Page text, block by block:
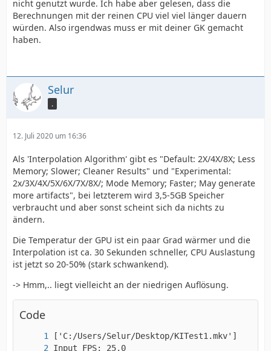
nicht genutzt wurde. Ich habe aber gelesen, dass die
Berechnungen mit der reinen CPU viel viel länger dauern
würden. Also irgendwas muss er mit deiner GK gemacht
haben.
Selur
.
12. Juli 2020 um 16:36
Als 'Interpolation Algorithm' gibt es "Default: 2X/4X/8X; Less
Memory; Slower; Cleaner Results" und "Experimental:
2x/3X/4X/5X/6X/7X/8X/; Mode Memory; Faster; May generate
more artifacts", bei letzterem wird 3,5-5GB Speicher
verbraucht und aber sonst scheint sich da nichts zu
ändern.
Die Temperatur der GPU ist ein paar Grad wärmer und die
Interpolation ist ca. 30 Sekunden schneller, CPU Auslastung
ist jetzt so 20-50% (stark schwankend).
-> Hmm,.. liegt vielleicht an der niedrigen Auflösung.
Code